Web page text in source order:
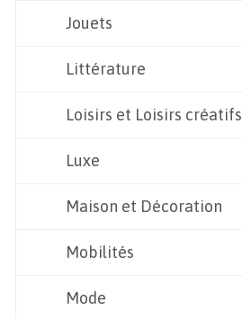
Jouets
Littérature
Loisirs et Loisirs créatifs
Luxe
Maison et Décoration
Mobilités
Mode